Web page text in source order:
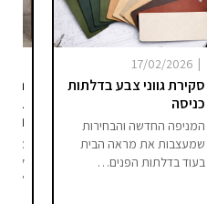
|
17/02/2026
סקירת גווני צבע בדלתות
כניסה
המניפה החדשה והבחירות
שמעצבות את מראה הבית
בעוד בדלתות הפנים…
אם